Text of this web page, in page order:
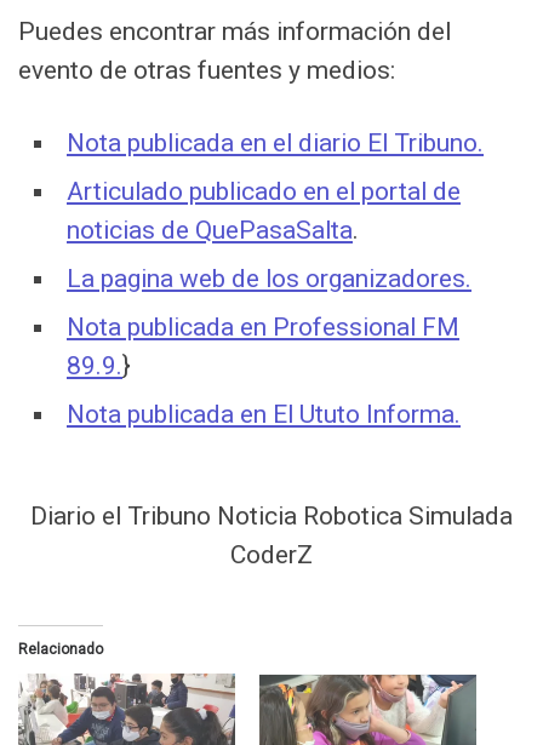
Puedes encontrar más información del
evento de otras fuentes y medios:
Nota publicada en el diario El Tribuno.
Articulado publicado en el portal de
noticias de QuePasaSalta.
La pagina web de los organizadores.
Nota publicada en Professional FM
89.9.}
Nota publicada en El Ututo Informa.
Diario el Tribuno Noticia Robotica Simulada
CoderZ
Relacionado